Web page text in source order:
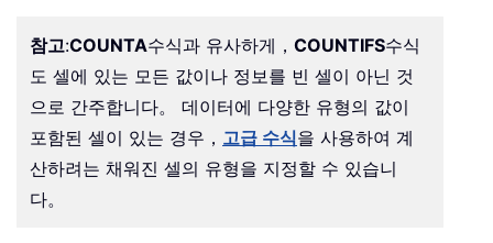
참고:COUNTA수식과 유사하게， COUNTIFS수식
도 셀에 있는 모든 값이나 정보를 빈 셀이 아닌 것
으로 간주합니다。 데이터에 다양한 유형의 값이
포함된 셀이 있는 경우， 고급 수식을 사용하여 계
산하려는 채워진 셀의 유형을 지정할 수 있습니
다。